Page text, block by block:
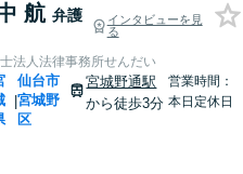
航 弁護
インタビューを見
る
法人法律事務所せんだい
|
仙台市
宮城野
区
宮城野通駅
から徒歩3分
営業時間：
本日定休日